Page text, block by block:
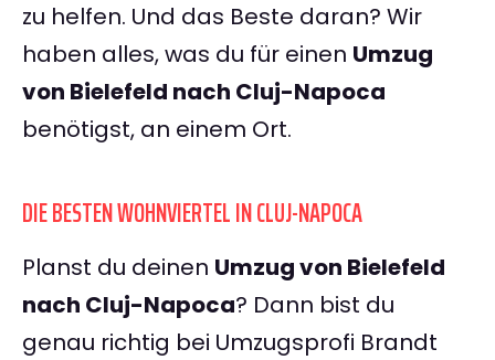
zu helfen. Und das Beste daran? Wir
haben alles, was du für einen Umzug
von Bielefeld nach Cluj-Napoca
benötigst, an einem Ort.
DIE BESTEN WOHNVIERTEL IN CLUJ-NAPOCA
Planst du deinen Umzug von Bielefeld
nach Cluj-Napoca? Dann bist du
genau richtig bei Umzugsprofi Brandt